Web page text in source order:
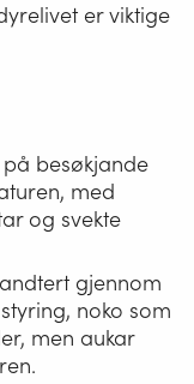
er viktige
på besøkjande
med
og svekte
gjennom
noko som
men aukar